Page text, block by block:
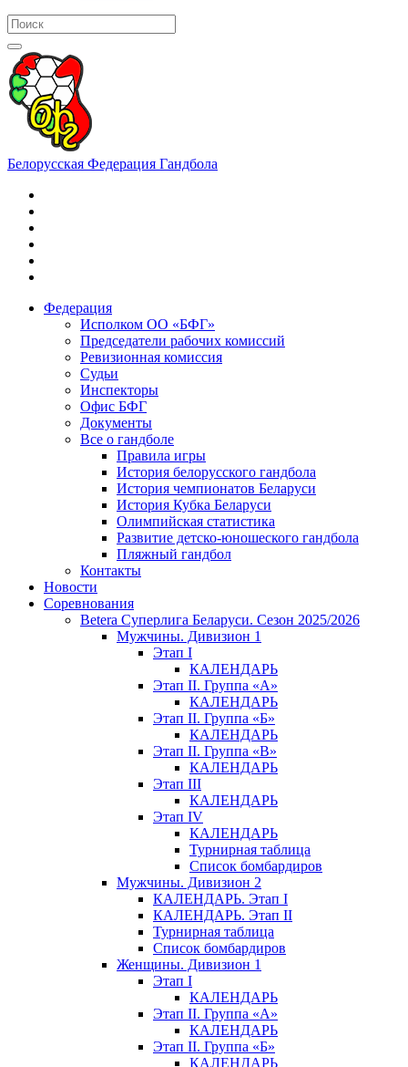
Белорусская Федерация Гандбола
Федерация
Исполком ОО «БФГ»
Председатели рабочих комиссий
Ревизионная комиссия
Судьи
Инспекторы
Офис БФГ
Документы
Все о гандболе
Правила игры
История белорусского гандбола
История чемпионатов Беларуси
История Кубка Беларуси
Олимпийская статистика
Развитие детско-юношеского гандбола
Пляжный гандбол
Контакты
Новости
Соревнования
Betera Суперлига Беларуси. Сезон 2025/2026
Мужчины. Дивизион 1
Этап I
КАЛЕНДАРЬ
Этап II. Группа «А»
КАЛЕНДАРЬ
Этап II. Группа «Б»
КАЛЕНДАРЬ
Этап II. Группа «В»
КАЛЕНДАРЬ
Этап III
КАЛЕНДАРЬ
Этап IV
КАЛЕНДАРЬ
Турнирная таблица
Список бомбардиров
Мужчины. Дивизион 2
КАЛЕНДАРЬ. Этап I
КАЛЕНДАРЬ. Этап II
Турнирная таблица
Список бомбардиров
Женщины. Дивизион 1
Этап I
КАЛЕНДАРЬ
Этап II. Группа «А»
КАЛЕНДАРЬ
Этап II. Группа «Б»
КАЛЕНДАРЬ